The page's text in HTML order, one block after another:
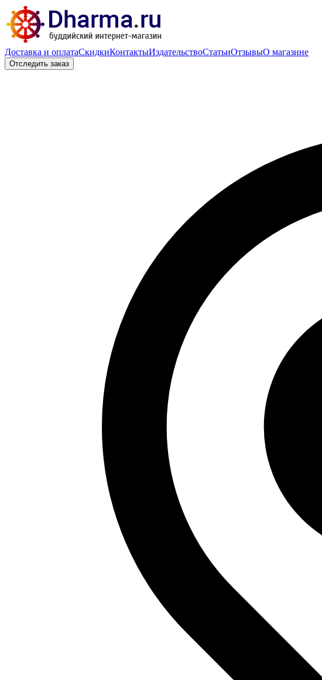
Доставка и оплатаСкидкиКонтактыИздательствоСтатьиОтзывыО магазине
Отследить заказ